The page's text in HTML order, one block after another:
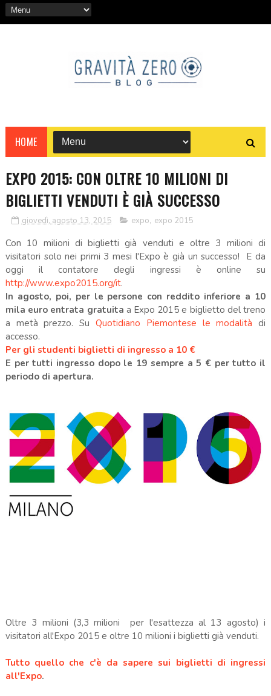
HOME
EXPO 2015: CON OLTRE 10 MILIONI DI
BIGLIETTI VENDUTI È GIÀ SUCCESSO
giovedì, agosto 13, 2015 expo, expo 2015
Con 10 milioni di biglietti già venduti e oltre 3 milioni di
visitatori solo nei primi 3 mesi l'Expo è già un successo! E da
oggi il contatore degli ingressi è online su
http://www.expo2015.org/it.
In agosto, poi, per le persone con reddito inferiore a 10
mila euro entrata gratuita a Expo 2015 e biglietto del treno
a metà prezzo. Su Quotidiano Piemontese le modalità di
accesso.
Per gli studenti biglietti di ingresso a 10 €
E per tutti ingresso dopo le 19 sempre a 5 € per tutto il
periodo di apertura.
Oltre 3 milioni (3,3 milioni per l'esattezza al 13 agosto) i
visitatori all'Expo 2015 e oltre 10 milioni i biglietti già venduti.
Tutto quello che c'è da sapere sui biglietti di ingressi
all'Expo.